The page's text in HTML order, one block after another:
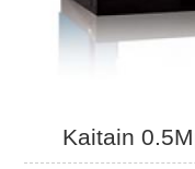
Kaitain